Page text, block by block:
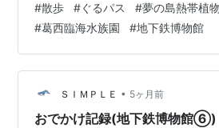
だ。 京王線、中央線快速いずれも若
うで東京駅に着く。 北口から永代通
予想に反して小雨だ。 傘は使わず
通りを進み夢の島熱帯植物館に着く
腰かけてお昼休憩にする。 雨の日だ
いた。 外…
#散歩 #ぐるパス #夢の島熱帯植
#葛西臨海水族園 #地下鉄博物館
ＳＩＭＰＬＥ • 5ヶ月前
おでかけ記録(地下鉄博物館⑥)